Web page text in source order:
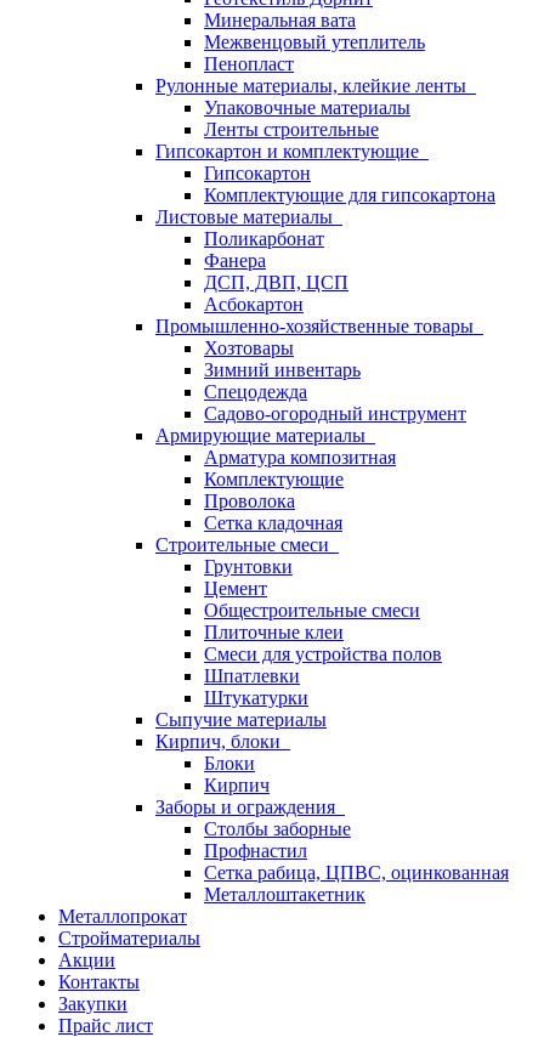
Минеральная вата
Межвенцовый утеплитель
Пенопласт
Рулонные материалы, клейкие ленты
Упаковочные материалы
Ленты строительные
Гипсокартон и комплектующие
Гипсокартон
Комплектующие для гипсокартона
Листовые материалы
Поликарбонат
Фанера
ДСП, ДВП, ЦСП
Асбокартон
Промышленно-хозяйственные товары
Хозтовары
Зимний инвентарь
Спецодежда
Садово-огородный инструмент
Армирующие материалы
Арматура композитная
Комплектующие
Проволока
Сетка кладочная
Строительные смеси
Грунтовки
Цемент
Общестроительные смеси
Плиточные клеи
Смеси для устройства полов
Шпатлевки
Штукатурки
Сыпучие материалы
Кирпич, блоки
Блоки
Кирпич
Заборы и ограждения
Столбы заборные
Профнастил
Сетка рабица, ЦПВС, оцинкованная
Металлоштакетник
Металлопрокат
Стройматериалы
Акции
Контакты
Закупки
Прайс лист